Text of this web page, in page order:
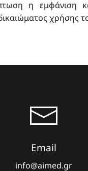
η εμφάνιση
χρήσης
Email
info@aimed.gr